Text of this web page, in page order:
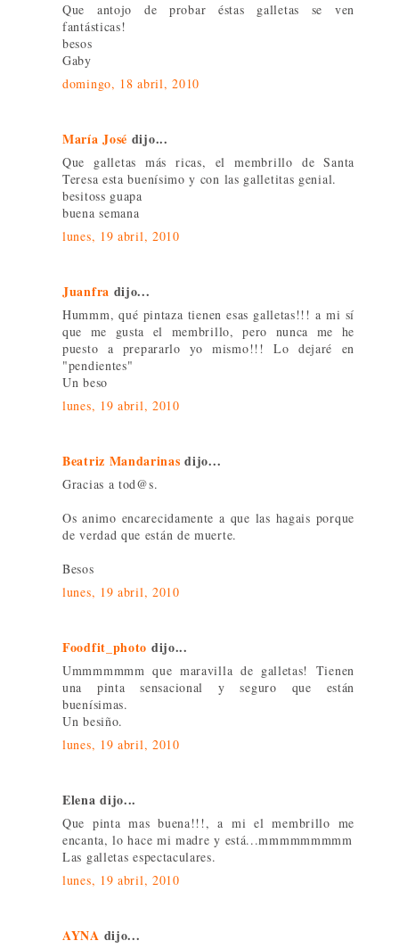
Que antojo de probar éstas galletas se ven
fantásticas!
besos
Gaby
domingo, 18 abril, 2010
María José dijo...
Que galletas más ricas, el membrillo de Santa
Teresa esta buenísimo y con las galletitas genial.
besitoss guapa
buena semana
lunes, 19 abril, 2010
Juanfra dijo...
Hummm, qué pintaza tienen esas galletas!!! a mi sí
que me gusta el membrillo, pero nunca me he
puesto a prepararlo yo mismo!!! Lo dejaré en
"pendientes"
Un beso
lunes, 19 abril, 2010
Beatriz Mandarinas dijo...
Gracias a tod@s.
Os animo encarecidamente a que las hagais porque
de verdad que están de muerte.
Besos
lunes, 19 abril, 2010
Foodfit_photo dijo...
Ummmmmmm que maravilla de galletas! Tienen
una pinta sensacional y seguro que están
buenísimas.
Un besiño.
lunes, 19 abril, 2010
Elena dijo...
Que pinta mas buena!!!, a mi el membrillo me
encanta, lo hace mi madre y está...mmmmmmmmm
Las galletas espectaculares.
lunes, 19 abril, 2010
AYNA dijo...